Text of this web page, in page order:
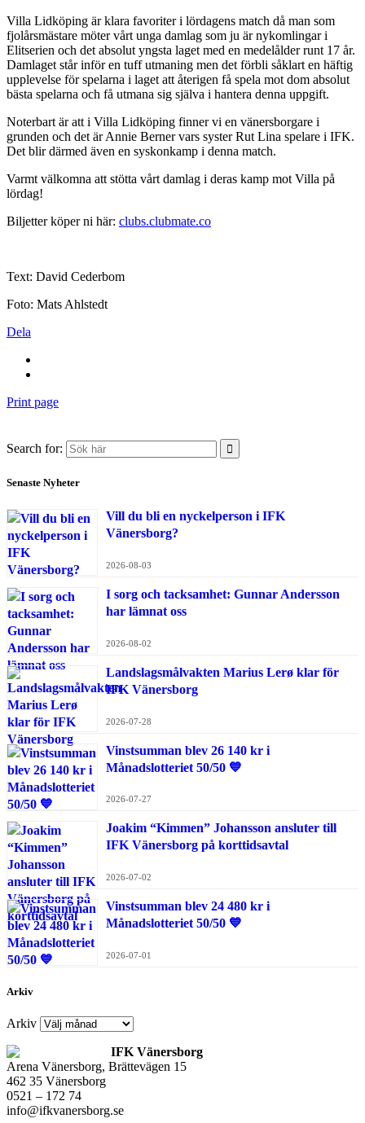
Villa Lidköping är klara favoriter i lördagens match då man som
fjolårsmästare möter vårt unga damlag som ju är nykomlingar i
Elitserien och det absolut yngsta laget med en medelålder runt 17 år.
Damlaget står inför en tuff utmaning men det förbli såklart en häftig
upplevelse för spelarna i laget att återigen få spela mot dom absolut
bästa spelarna och få utmana sig själva i hantera denna uppgift.
Noterbart är att i Villa Lidköping finner vi en vänersborgare i
grunden och det är Annie Berner vars syster Rut Lina spelare i IFK.
Det blir därmed även en syskonkamp i denna match.
Varmt välkomna att stötta vårt damlag i deras kamp mot Villa på
lördag!
Biljetter köper ni här: clubs.clubmate.co
Text: David Cederbom
Foto: Mats Ahlstedt
Dela
Print page
Search for:
Senaste Nyheter
Vill du bli en nyckelperson i IFK
Vänersborg?
2026-08-03
I sorg och tacksamhet: Gunnar Andersson
har lämnat oss
2026-08-02
Landslagsmålvakten Marius Lerø klar för
IFK Vänersborg
2026-07-28
Vinstsumman blev 26 140 kr i
Månadslotteriet 50/50 💙
2026-07-27
Joakim “Kimmen” Johansson ansluter till
IFK Vänersborg på korttidsavtal
2026-07-02
Vinstsumman blev 24 480 kr i
Månadslotteriet 50/50 💙
2026-07-01
Arkiv
Arkiv
IFK Vänersborg
Arena Vänersborg, Brättevägen 15
462 35 Vänersborg
0521 – 172 74
info@ifkvanersborg.se